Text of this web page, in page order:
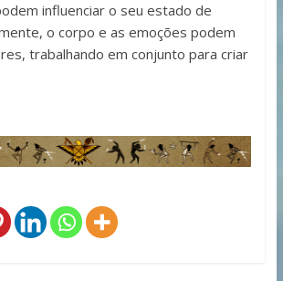
influenciar o seu estado de
o corpo e as emoções podem
trabalhando em conjunto para criar